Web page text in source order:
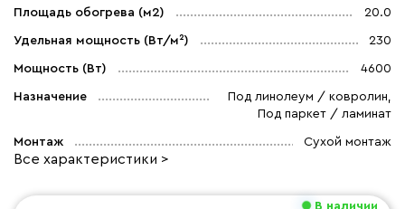
Площадь обогрева (м2) 20.0
Удельная мощность (Вт/м²) 230
Мощность (Вт) 4600
Назначение
Под линолеум / ковролин,
Под паркет / ламинат
Монтаж Сухой монтаж
Все характеристики >
В наличии